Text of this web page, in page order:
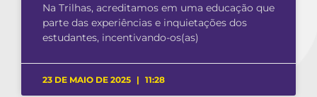
Na Trilhas, acreditamos em uma educação que
parte das experiências e inquietações dos
estudantes, incentivando-os(as)
23 DE MAIO DE 2025 11:28